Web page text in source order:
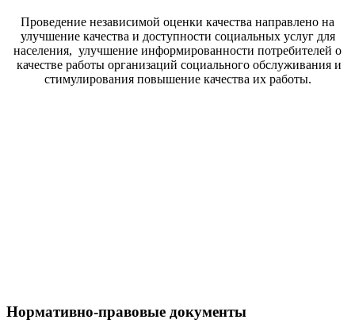
Проведение независимой оценки качества направлено на
улучшение качества и доступности социальных услуг для
населения, улучшение информированности потребителей о
качестве работы организаций социального обслуживания и
стимулирования повышение качества их работы.
Нормативно-правовые документы